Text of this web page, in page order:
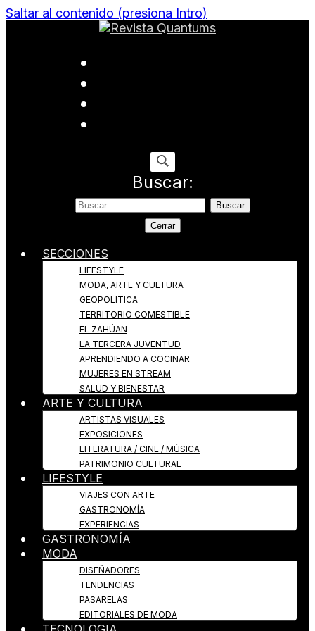
Saltar al contenido (presiona Intro)
Revista Quantums
Buscar:
Cerrar
SECCIONES
LIFESTYLE
MODA, ARTE Y CULTURA
GEOPOLITICA
TERRITORIO COMESTIBLE
EL ZAHÚAN
LA TERCERA JUVENTUD
APRENDIENDO A COCINAR
MUJERES EN STREAM
SALUD Y BIENESTAR
ARTE Y CULTURA
ARTISTAS VISUALES
EXPOSICIONES
LITERATURA / CINE / MÚSICA
PATRIMONIO CULTURAL
LIFESTYLE
VIAJES CON ARTE
GASTRONOMÍA
EXPERIENCIAS
GASTRONOMÍA
MODA
DISEÑADORES
TENDENCIAS
PASARELAS
EDITORIALES DE MODA